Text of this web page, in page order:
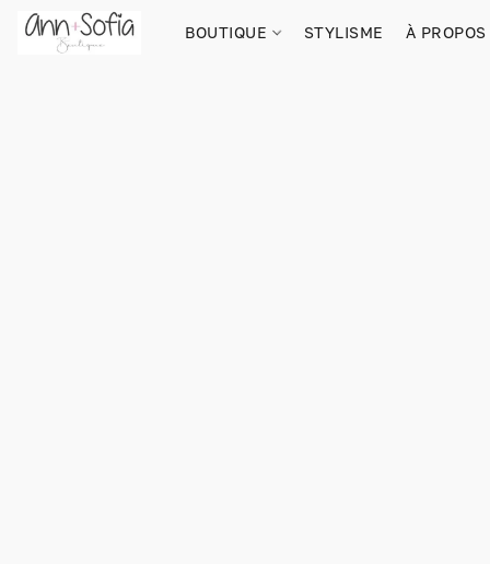
BOUTIQUE STYLISME À